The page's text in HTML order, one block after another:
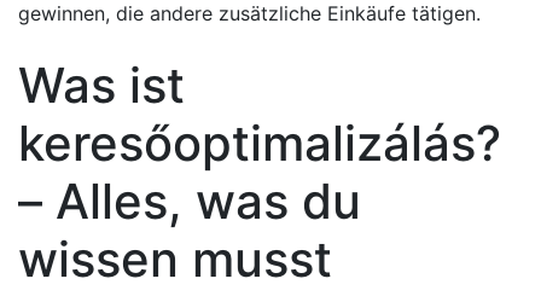
gewinnen, die andere zusätzliche Einkäufe tätigen.
Was ist
keresőoptimalizálás?
– Alles, was du
wissen musst